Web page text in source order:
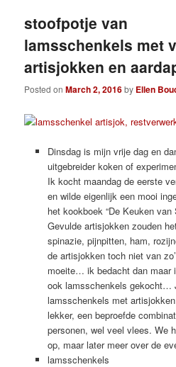
stoofpotje van
lamsschenkels met
artisjokken en
Posted onMarch 2, 2016by Ellen
Dinsdag is mijn vrije dag en
uitgebreider koken of
Ik kocht maandag de eerste
en wilde eigenlijk een mooi
het kookboek “De Keuken van
Gevulde artisjokken zouden
spinazie, pijnpitten, ham,
de artisjokken toch niet van
moeite… ik bedacht dan
ook lamsschenkels gekocht…
lamsschenkels met
lekker, een beproefde
personen, wel veel vlees. We
op, maar later meer over de
lamsschenkels